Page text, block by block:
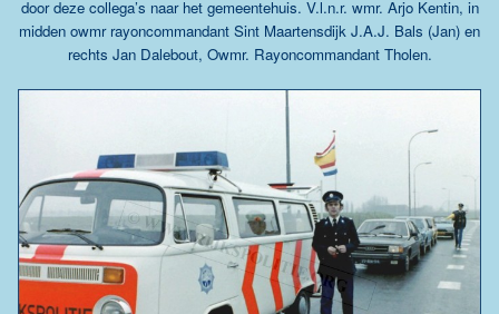
door deze collega’s naar het gemeentehuis. V.l.n.r. wmr. Arjo Kentin, in
midden owmr rayoncommandant Sint Maartensdijk J.A.J. Bals (Jan) en
rechts Jan Dalebout, Owmr. Rayoncommandant Tholen.